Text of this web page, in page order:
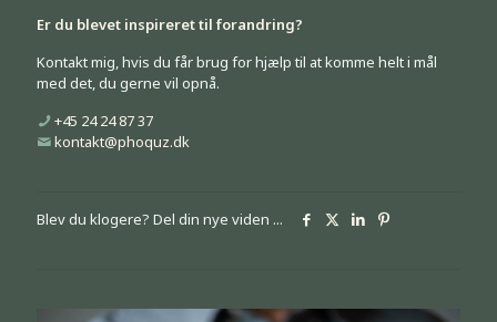
Er du blevet inspireret til forandring?
Kontakt mig, hvis du får brug for hjælp til at komme helt i mål
med det, du gerne vil opnå.
+45 24 24 87 37
kontakt@phoquz.dk
Blev du klogere? Del din nye viden ...